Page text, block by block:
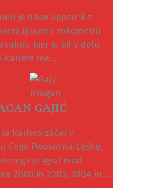
je nase opozoril z
igrami v rokometni
kjer je bil v delu
kariere me...
GAJIĆ
je kariero začel v
Celje Pivovarna Laško,
je igral med
2000 in 2003, 2004 in...